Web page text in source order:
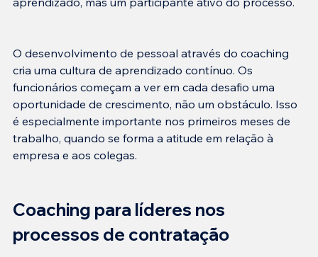
O desenvolvimento de pessoal através do coaching
cria uma cultura de aprendizado contínuo. Os
funcionários começam a ver em cada desafio uma
oportunidade de crescimento, não um obstáculo. Isso
é especialmente importante nos primeiros meses de
trabalho, quando se forma a atitude em relação à
Coaching para líderes nos
processos de contratação